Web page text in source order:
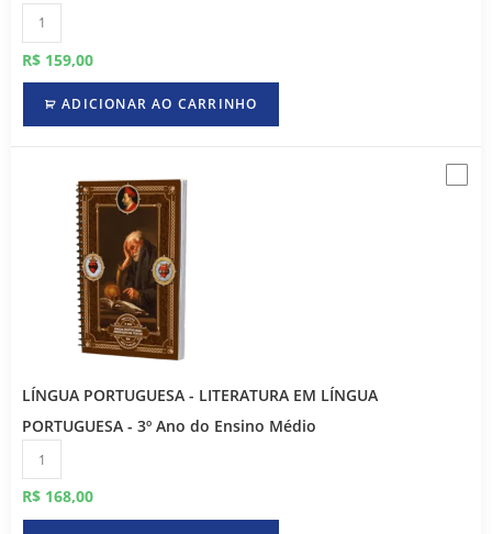
R$ 159,00
ADICIONAR AO CARRINHO
LÍNGUA PORTUGUESA - LITERATURA EM LÍNGUA
PORTUGUESA - 3º Ano do Ensino Médio
R$ 168,00